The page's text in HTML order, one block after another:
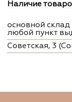
Наличие
основной
любой пункт
Советская, 3